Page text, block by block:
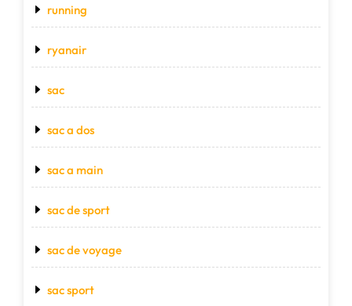
running
ryanair
sac
sac a dos
sac a main
sac de sport
sac de voyage
sac sport